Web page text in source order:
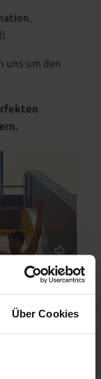
Über Cookies
,
uns um den